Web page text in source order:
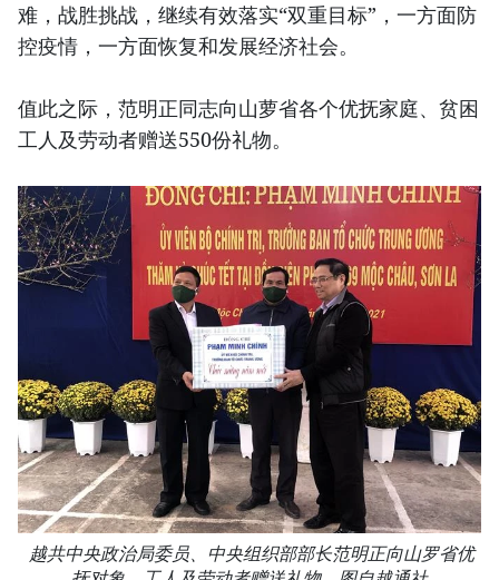
难，战胜挑战，继续有效落实“双重目标”，一方面防
控疫情，一方面恢复和发展经济社会。
值此之际，范明正同志向山萝省各个优抚家庭、贫困
工人及劳动者赠送550份礼物。
越共中央政治局委员、中央组织部部长范明正向山罗省优